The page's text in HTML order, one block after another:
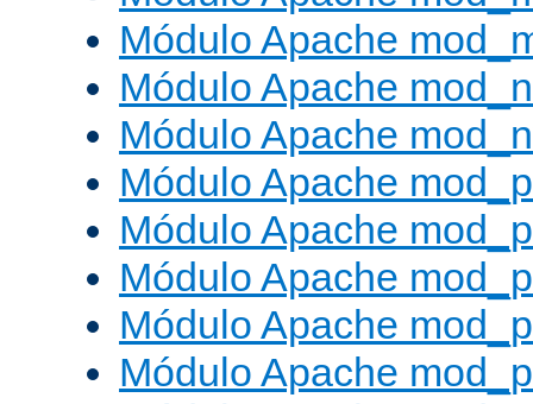
Módulo Apache
Módulo Apache
Módulo Apache
Módulo Apache
Módulo Apache
Módulo Apache
Módulo Apache
Módulo Apache